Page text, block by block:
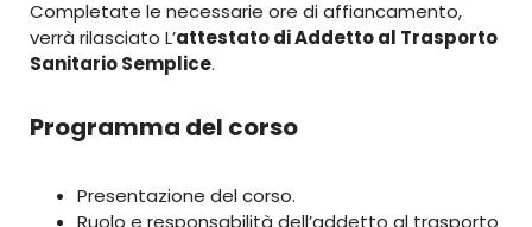
Completate le necessarie ore di affiancamento,
verrà rilasciato L’attestato di Addetto al Trasporto
Sanitario Semplice.
Programma del corso
Presentazione del corso.
Ruolo e responsabilità dell’addetto al trasporto